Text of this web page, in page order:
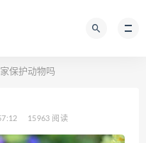
保护动物吗
15963 阅读